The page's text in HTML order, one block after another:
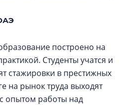
построено на
Студенты учатся и
стажировки в престижных
на рынок труда выходят
опытом работы над